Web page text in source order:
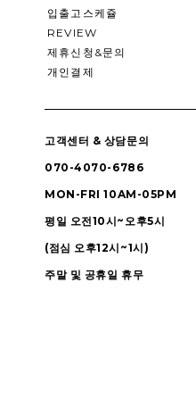
입출고스케쥴
REVIEW
제휴신청&문의
개인결제
고객센터 & 상담문의
070-4070-6786
MON-FRI 10AM-05PM
평일 오전10시~오후5시
(점심 오후12시~1시)
주말 및 공휴일 휴무